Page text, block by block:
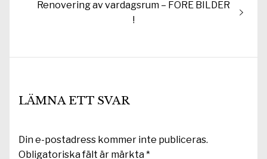
Nästa
Renovering av vardagsrum – FÖRE BILDER
!
LÄMNA ETT SVAR
Din e-postadress kommer inte publiceras.
Obligatoriska fält är märkta*